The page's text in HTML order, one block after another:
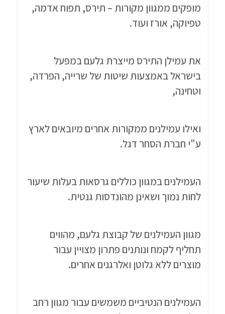
מופקים ממגוון מקורות – תירס, תפוח אדמה,
טפיוקה, אורז ועוד.
את עמילן התירס מייצרת גלעם במפעל
בישראל באמצעות שיטות של שרייה, הפרדה,
וטחינה,
ואילו עמילנים ממקורות אחרים מיובאים לארץ
ע"י חברת הסחר דגל.
העמילנים במגוון כוללים גרסאות בעלות שיעור
לחות נמוך ושאינן מהונדסות גנטית.
מגוון העמילנים של קבוצת גלעם, מהווים
תחליף לקמח ונותנים פתרון מצויין עבור
מוצרים ללא גלוטן ואלרגנים אחרים.
העמילנים הנטיביים משמשים עבור מגוון רחב